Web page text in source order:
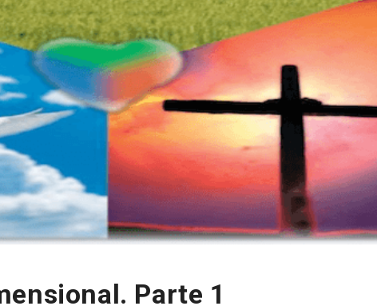
Parte 1